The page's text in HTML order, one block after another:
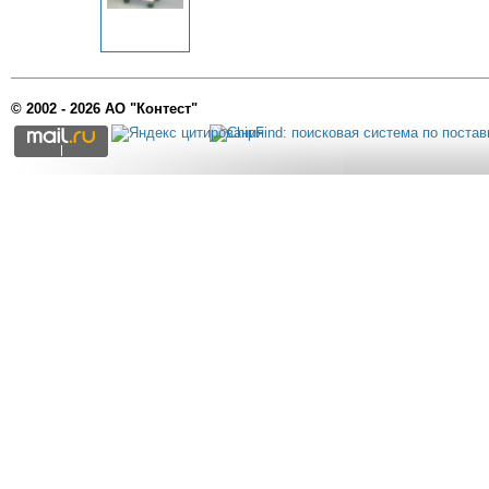
© 2002 - 2026 АО "Контест"